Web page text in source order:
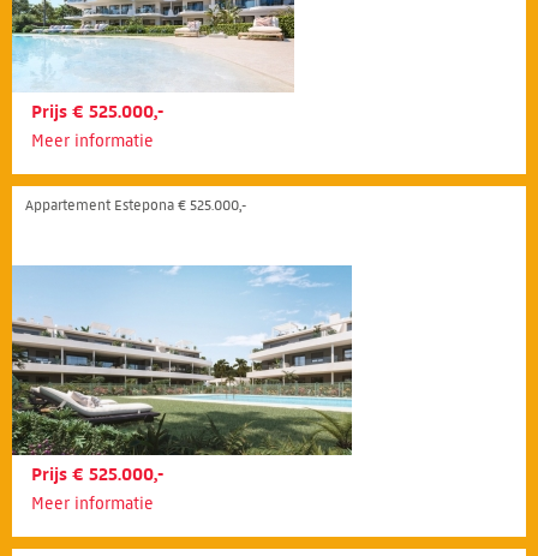
Prijs € 525.000,-
Meer informatie
Appartement Estepona € 525.000,-
Prijs € 525.000,-
Meer informatie